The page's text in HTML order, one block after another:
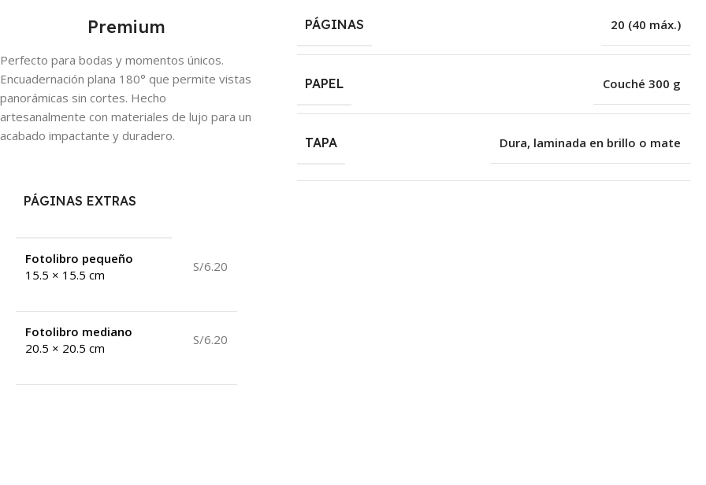
Premium
Perfecto para bodas y momentos únicos.
Encuadernación plana 180° que permite vistas
panorámicas sin cortes. Hecho
artesanalmente con materiales de lujo para un
acabado impactante y duradero.
PÁGINAS EXTRAS
Fotolibro pequeño
15.5 × 15.5 cm
S/6.20
Fotolibro mediano
20.5 × 20.5 cm
S/6.20
PÁGINAS 20 (40 máx.)
PAPEL Couché 300 g
TAPA Dura, laminada en brillo o mate